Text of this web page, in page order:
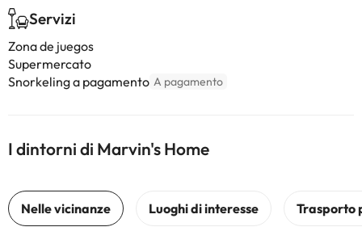
Servizi
Zona de juegos
Supermercato
Snorkeling a pagamento A pagamento
I dintorni di Marvin's Home